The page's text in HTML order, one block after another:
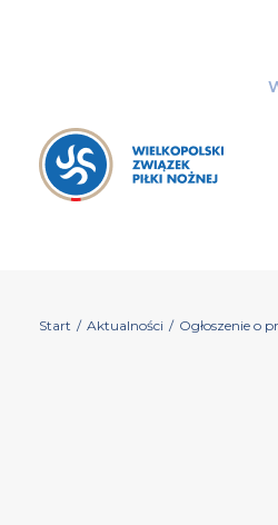
Start / Aktualności / Ogłoszenie o